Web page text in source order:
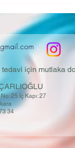
için mutlaka
25 İç Kapı: 27
34